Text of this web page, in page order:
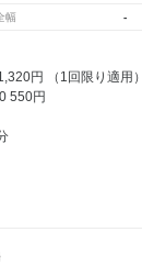
幅 -
円 （1回限り適用）
550円